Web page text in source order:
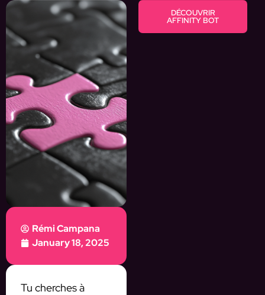
Rémi Campana
January 18, 2025
Tu cherches à
DÉCOUVRIR
AFFINITY BOT